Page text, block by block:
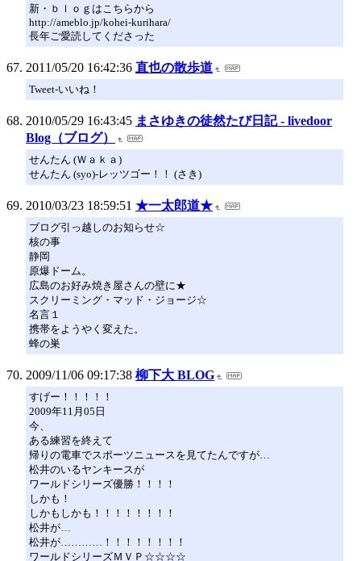
新・ｂｌｏｇはこちらから
http://ameblo.jp/kohei-kurihara/
長年ご愛読してくださった
2011/05/20 16:42:36 直也の散歩道
Tweet-いいね！
2010/05/29 16:43:45 まさゆきの徒然たび日記 - livedoor
Blog（ブログ）
せんたん (Ｗａｋａ)
せんたん (syo)-レッツゴー！！ (さき)
2010/03/23 18:59:51 ★一太郎道★
ブログ引っ越しのお知らせ☆
核の事
静岡
原爆ドーム。
広島のお好み焼き屋さんの壁に★
スクリーミング・マッド・ジョージ☆
名言１
携帯をようやく変えた。
蜂の巣
2009/11/06 09:17:38 柳下大 BLOG
すげー！！！！！
2009年11月05日
今、
ある練習を終えて
帰りの電車でスポーツニュースを見てたんですが…
松井のいるヤンキースが
ワールドシリーズ優勝！！！！
しかも！
しかもしかも！！！！！！！！
松井が…
松井が…………！！！！！！！！
ワールドシリーズＭＶＰ☆☆☆☆